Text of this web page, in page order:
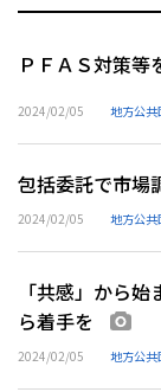
ＰＦＡＳ対策
2024/02/05 地方公共
包括委託で市
2024/02/05 地方公共
「共感」から
ら着手を
2024/02/05 地方公共